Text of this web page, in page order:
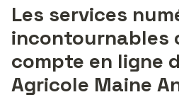
Les services
incontournables
compte en ligne
Agricole Maine